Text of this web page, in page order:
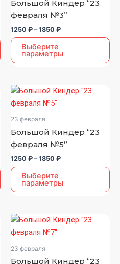
Большой Киндер “23
февраля №3”
1250 ₽ – 1850 ₽
Выберите
параметры
вариаций.
Опции
можно
выбрать
23 февраля
Большой Киндер “23
февраля №5”
1250 ₽ – 1850 ₽
Диапазон
цен:
Выберите
параметры
Этот
товар
несколько
вариаций.
Опции
можно
выбрать
23 февраля
Большой Киндер “23
Диапазон
цен:
Этот
товар
несколько